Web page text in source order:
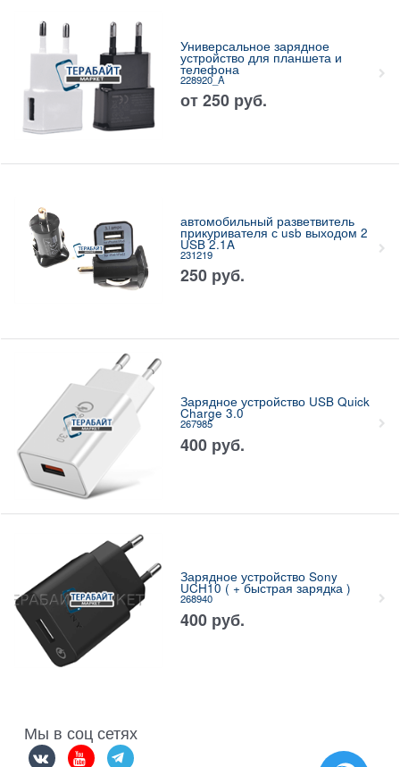
Универсальное зарядное
устройство для планшета и
телефона
228920_A
от 250 руб.
автомобильный разветвитель
прикуривателя с usb выходом 2
USB 2.1A
231219
250 руб.
Зарядное устройство USB Quick
Charge 3.0
267985
400 руб.
Зарядное устройство Sony
UCH10 ( + быстрая зарядка )
268940
400 руб.
Мы в соц сетях